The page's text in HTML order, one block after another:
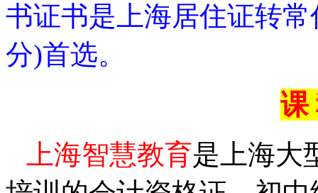
书证书是上海居住证转
分)首选。
课
上海智慧教育是上海大